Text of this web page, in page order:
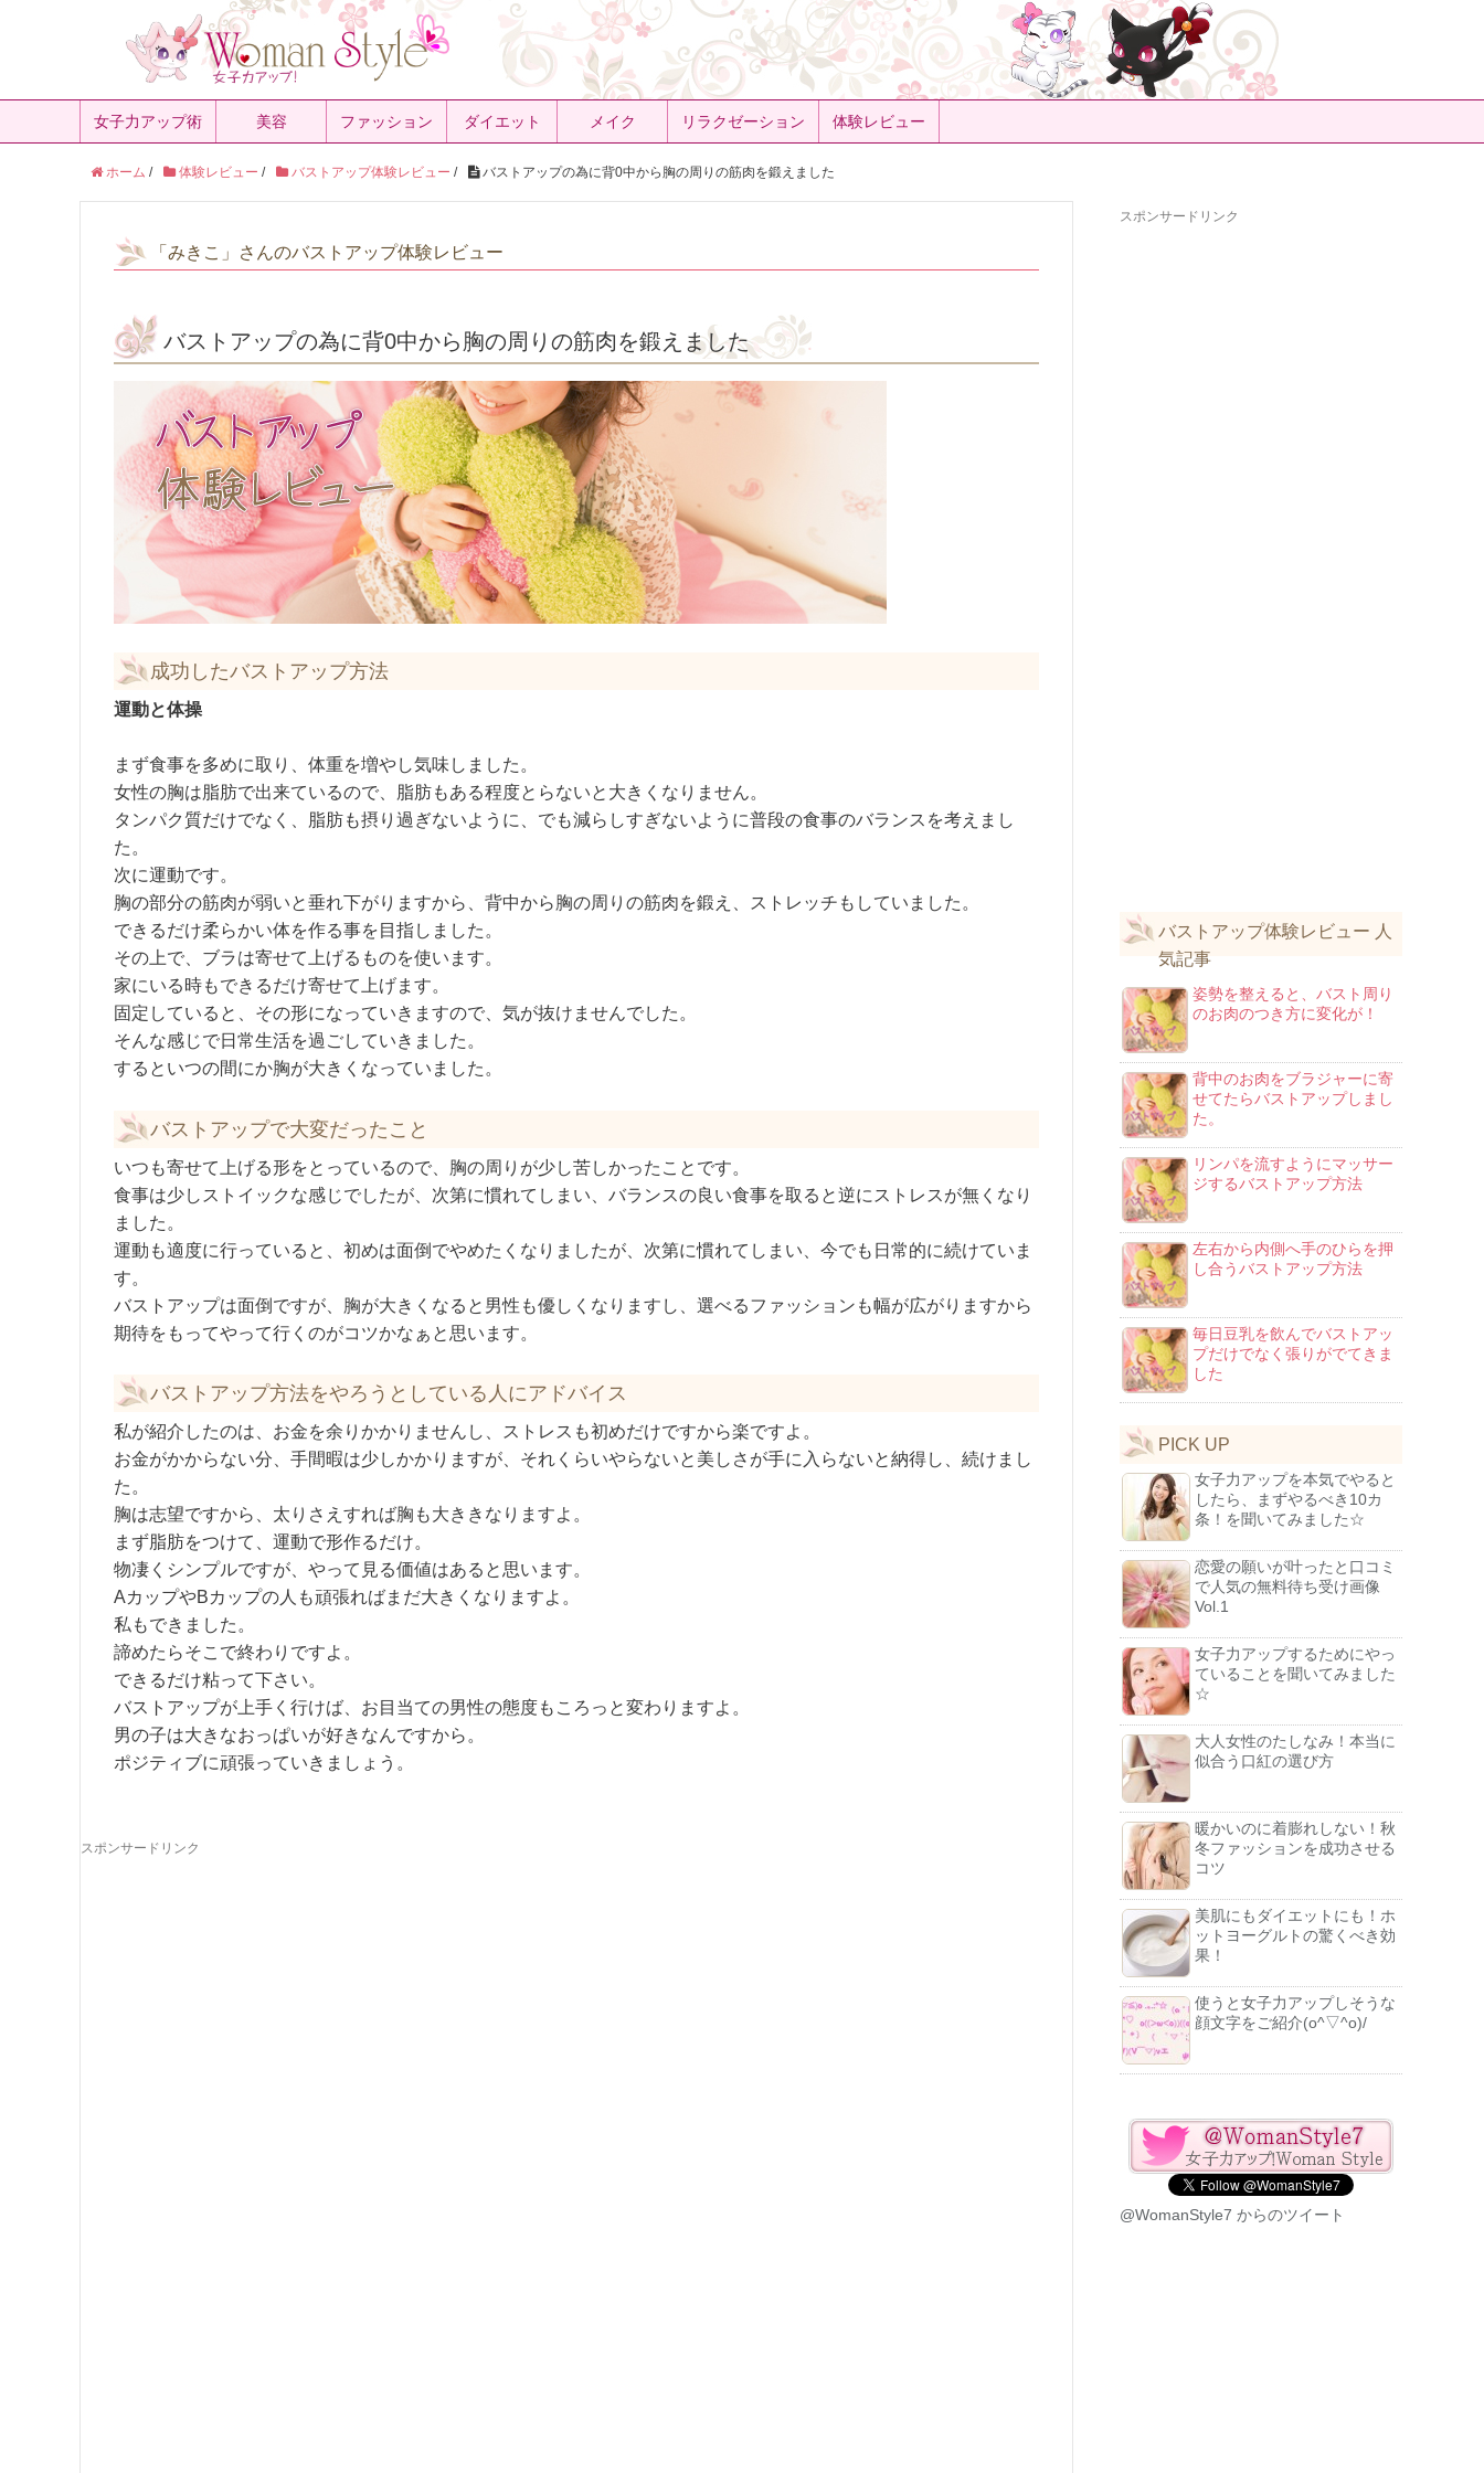
女子力アップ術 美容 ファッション ダイエット メイク リラクゼーション 体験レビュー
ホーム / 体験レビュー / バストアップ体験レビュー / バストアップの為に背0中から胸の周りの筋肉を鍛えました
「みきこ」さんのバストアップ体験レビュー
バストアップの為に背0中から胸の周りの筋肉を鍛えました
成功したバストアップ方法
運動と体操
まず食事を多めに取り、体重を増やし気味しました。
女性の胸は脂肪で出来ているので、脂肪もある程度とらないと大きくなりません。
タンパク質だけでなく、脂肪も摂り過ぎないように、でも減らしすぎないように普段の食事のバランスを考えまし
た。
次に運動です。
胸の部分の筋肉が弱いと垂れ下がりますから、背中から胸の周りの筋肉を鍛え、ストレッチもしていました。
できるだけ柔らかい体を作る事を目指しました。
その上で、ブラは寄せて上げるものを使います。
家にいる時もできるだけ寄せて上げます。
固定していると、その形になっていきますので、気が抜けませんでした。
そんな感じで日常生活を過ごしていきました。
するといつの間にか胸が大きくなっていました。
バストアップで大変だったこと
いつも寄せて上げる形をとっているので、胸の周りが少し苦しかったことです。
食事は少しストイックな感じでしたが、次第に慣れてしまい、バランスの良い食事を取ると逆にストレスが無くなり
ました。
運動も適度に行っていると、初めは面倒でやめたくなりましたが、次第に慣れてしまい、今でも日常的に続けていま
す。
バストアップは面倒ですが、胸が大きくなると男性も優しくなりますし、選べるファッションも幅が広がりますから
期待をもってやって行くのがコツかなぁと思います。
バストアップ方法をやろうとしている人にアドバイス
私が紹介したのは、お金を余りかかりませんし、ストレスも初めだけですから楽ですよ。
お金がかからない分、手間暇は少しかかりますが、それくらいやらないと美しさが手に入らないと納得し、続けまし
た。
胸は志望ですから、太りさえすれば胸も大ききなりますよ。
まず脂肪をつけて、運動で形作るだけ。
物凄くシンプルですが、やって見る価値はあると思います。
AカップやBカップの人も頑張ればまだ大きくなりますよ。
私もできました。
諦めたらそこで終わりですよ。
できるだけ粘って下さい。
バストアップが上手く行けば、お目当ての男性の態度もころっと変わりますよ。
男の子は大きなおっぱいが好きなんですから。
ポジティブに頑張っていきましょう。
スポンサードリンク
スポンサードリンク
バストアップ体験レビュー 人
気記事
姿勢を整えると、バスト周り
のお肉のつき方に変化が！
背中のお肉をブラジャーに寄
せてたらバストアップしまし
た。
リンパを流すようにマッサー
ジするバストアップ方法
左右から内側へ手のひらを押
し合うバストアップ方法
毎日豆乳を飲んでバストアッ
プだけでなく張りがでてきま
した
PICK UP
女子力アップを本気でやると
したら、まずやるべき10カ
条！を聞いてみました☆
恋愛の願いが叶ったと口コミ
で人気の無料待ち受け画像
Vol.1
女子力アップするためにやっ
ていることを聞いてみました
☆
大人女性のたしなみ！本当に
似合う口紅の選び方
暖かいのに着膨れしない！秋
冬ファッションを成功させる
コツ
美肌にもダイエットにも！ホ
ットヨーグルトの驚くべき効
果！
使うと女子力アップしそうな
顔文字をご紹介(o^▽^o)/
@WomanStyle7 からのツイート